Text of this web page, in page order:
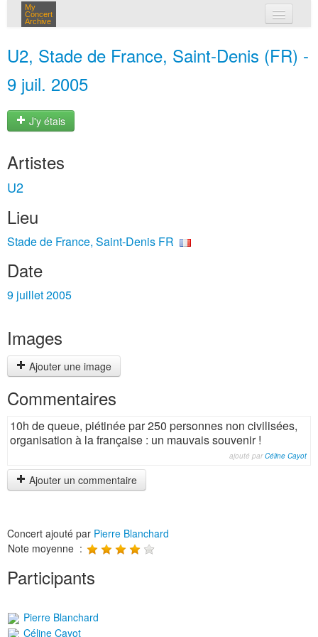
My
Concert
Archive
U2, Stade de France, Saint-Denis (FR) -
9 juil. 2005
J'y étais
Artistes
U2
Lieu
Stade de France, Saint-Denis FR
Date
9 juillet 2005
Images
Ajouter une image
Commentaires
10h de queue, piétinée par 250 personnes non civilisées,
organisation à la française : un mauvais souvenir !
ajouté parCéline Cayot
Ajouter un commentaire
Concert ajouté par Pierre Blanchard
Note moyenne :
Participants
Pierre Blanchard
Céline Cayot